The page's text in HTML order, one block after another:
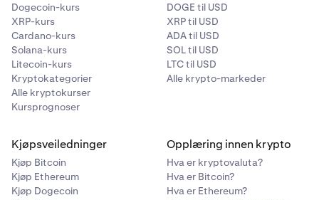
Dogecoin-kurs
XRP-kurs
Cardano-kurs
Solana-kurs
Litecoin-kurs
Kryptokategorier
Alle kryptokurser
Kursprognoser
DOGE til USD
XRP til USD
ADA til USD
SOL til USD
LTC til USD
Alle krypto-markeder
Kjøpsveiledninger
Kjøp Bitcoin
Kjøp Ethereum
Kjøp Dogecoin
Opplæring innen krypto
Hva er kryptovaluta?
Hva er Bitcoin?
Hva er Ethereum?